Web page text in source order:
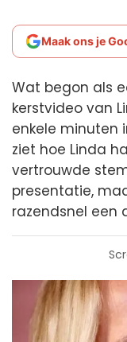
Maak ons je
Wat begon als
kerstvideo van
enkele minuten
ziet hoe Linda
vertrouwde
presentatie,
razendsnel een